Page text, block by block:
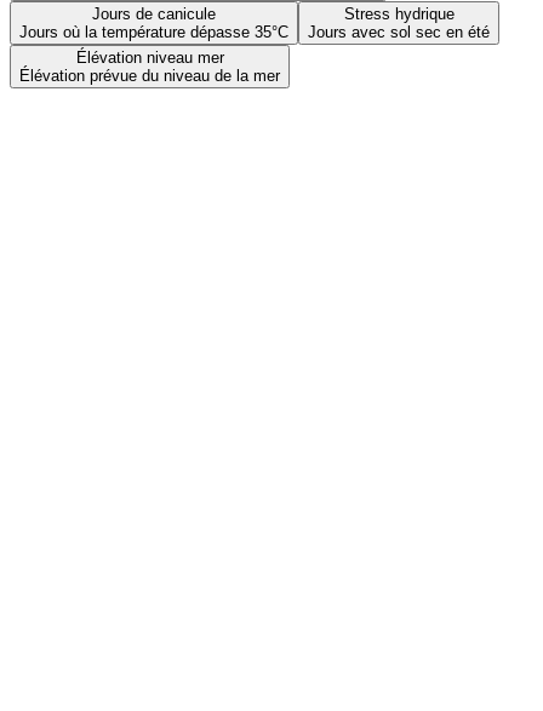
Jours de canicule
Jours où la température dépasse 35°C
Stress hydrique
Jours avec sol sec en été
Élévation niveau mer
Élévation prévue du niveau de la mer